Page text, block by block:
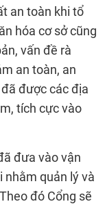
an toàn khi tổ
hóa cơ sở cũng
vấn đề rà
an toàn, an
được các địa
tích cực vào
đưa vào vận
nhằm quản lý và
đó Cổng sẽ